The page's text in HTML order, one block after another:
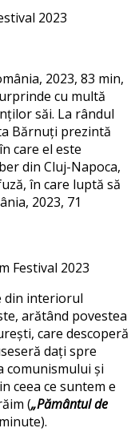
2023
2023, 83 min,
cu multă
săi. La rândul
Bărnuți prezintă
care el este
din Cluj-Napoca,
în care luptă să
2023, 71
Festival 2023
din interiorul
arătând povestea
care descoperă
dați spre
comunismului și
ceea ce suntem e
(„Pământul de